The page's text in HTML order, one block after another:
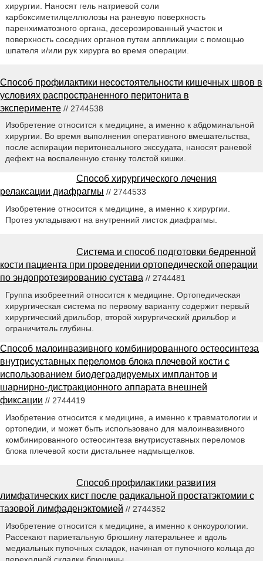
хирургии. Наносят гель натриевой соли
карбоксиметилцеллюлозы на раневую поверхность
паренхиматозного органа, десерозированный участок и
поверхность соседних органов путем аппликации с помощью
шпателя и/или рук хирурга во время операции.
Способ профилактики несостоятельности кишечных швов в
условиях распространенного перитонита в
эксперименте // 2744538
Изобретение относится к медицине, а именно к абдоминальной
хирургии. Во время выполнения оперативного вмешательства,
после аспирации перитонеального экссудата, наносят раневой
дефект на воспаленную стенку толстой кишки.
Способ хирургического лечения
релаксации диафрагмы // 2744533
Изобретение относится к медицине, а именно к хирургии.
Протез укладывают на внутренний листок диафрагмы.
Система и способ подготовки бедренной
кости пациента при проведении ортопедической операции
по эндопротезированию сустава // 2744481
Группа изобреетний относится к медицине. Ортопедическая
хирургическая система по первому варианту содержит первый
хирургический дрильбор, второй хирургический дрильбор и
ограничитель глубины.
Способ малоинвазивного комбинированного остеосинтеза
внутрисуставных переломов блока плечевой кости с
использованием биодеградируемых имплантов и
шарнирно-дистракционного аппарата внешней
фиксации // 2744419
Изобретение относится к медицине, а именно к травматологии и
ортопедии, и может быть использовано для малоинвазивного
комбинированного остеосинтеза внутрисуставных переломов
блока плечевой кости дистальнее надмыщелков.
Способ профилактики развития
лимфатических кист после радикальной простатэктомии с
тазовой лимфаденэктомией // 2744352
Изобретение относится к медицине, а именно к онкоурологии.
Рассекают париетальную брюшину латеральнее и вдоль
медиальных пупочных складок, начиная от пупочного кольца до